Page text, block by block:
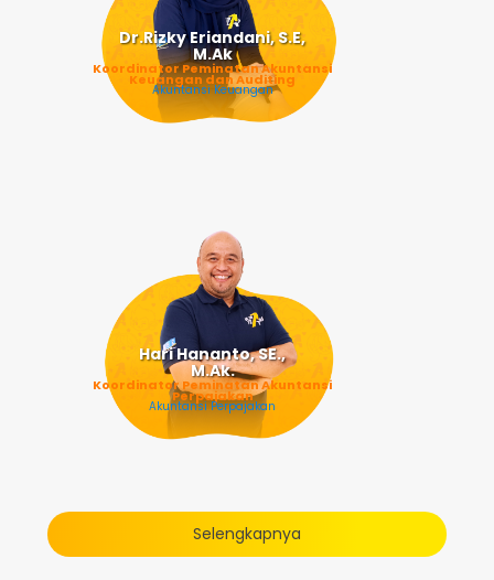
Dr.Rizky Eriandani, S.E,
M.Ak
Koordinator Peminatan Akuntansi
Keuangan dan Auditing
Akuntansi Keuangan
Hari Hananto, SE.,
M.Ak.
Koordinator Peminatan Akuntansi
Perpajakan
Akuntansi Perpajakan
Selengkapnya